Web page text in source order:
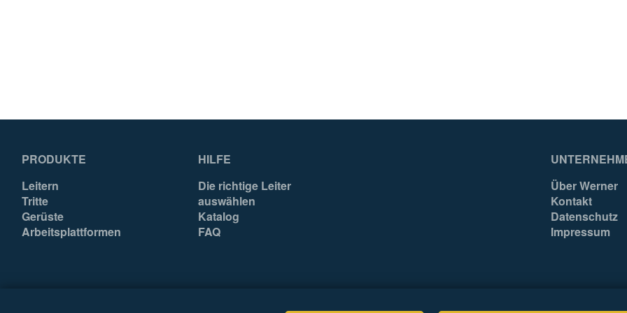
PRODUKTE
Leitern
Tritte
Gerüste
Arbeitsplattformen
HILFE
Die richtige Leiter
auswählen
Katalog
FAQ
Über Werner
Kontakt
Datenschutz
Impressum